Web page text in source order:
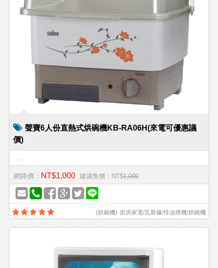
聲寶6人份直熱式烘碗機KB-RA06H(來電可優惠議
價)
網路價： NT$1,000 建議售價：NT$1,000
廚房家電/瓦斯爐/排油煙機/烘碗機
(烘碗機)